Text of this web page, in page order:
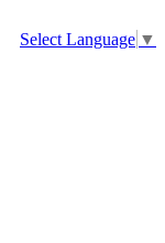
Select Language ▼